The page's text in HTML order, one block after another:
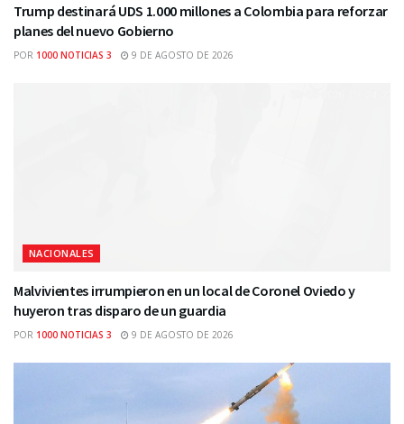
Trump destinará UDS 1.000 millones a Colombia para reforzar
planes del nuevo Gobierno
POR 1000 NOTICIAS 3 9 DE AGOSTO DE 2026
NACIONALES
Malvivientes irrumpieron en un local de Coronel Oviedo y
huyeron tras disparo de un guardia
POR 1000 NOTICIAS 3 9 DE AGOSTO DE 2026